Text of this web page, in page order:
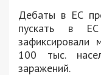
Дебаты в ЕС
пускать в
100 тыс.
заражений.